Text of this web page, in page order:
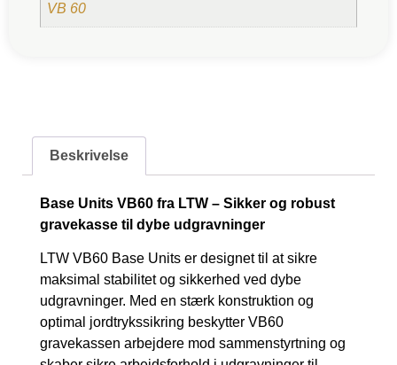
VB 60
Beskrivelse
Base Units VB60 fra LTW – Sikker og robust
gravekasse til dybe udgravninger
LTW VB60 Base Units er designet til at sikre
maksimal stabilitet og sikkerhed ved dybe
udgravninger. Med en stærk konstruktion og
optimal jordtrykssikring beskytter VB60
gravekassen arbejdere mod sammenstyrtning og